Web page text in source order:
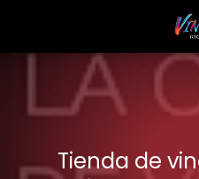
Tienda de